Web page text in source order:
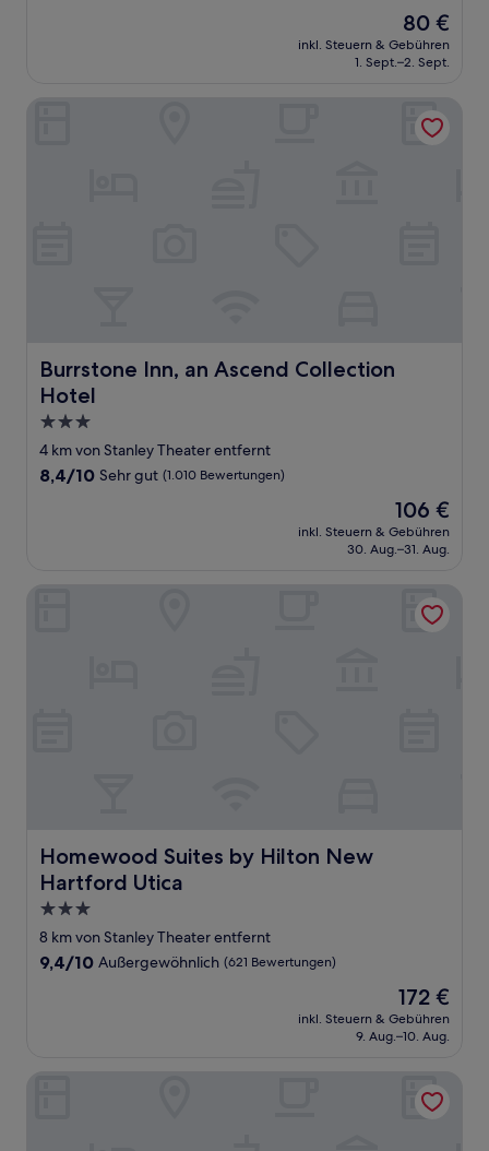
Der
Preis
beträgt
80 €
inkl. Steuern & Gebühren
1. Sept.–2. Sept.
Burrstone Inn, an Ascend Collection
Hotel
Burrstone Inn, an Ascend Collection Hotel
3.0-
Sterne-
Unterkunft
4 km von Stanley Theater entfernt
8.4
Bewertungen)
8,4/10 Sehr gut (1.010 Bewertungen)
Der
Preis
beträgt
106 €
inkl. Steuern & Gebühren
30. Aug.–31. Aug.
Homewood Suites by Hilton New
Hartford Utica
Homewood Suites by Hilton New Hartford Utica
3.0-
Sterne-
Unterkunft
8 km von Stanley Theater entfernt
9.4
9,4/10 Außergewöhnlich (621 Bewertungen)
Der
Preis
beträgt
172 €
inkl. Steuern & Gebühren
9. Aug.–10. Aug.